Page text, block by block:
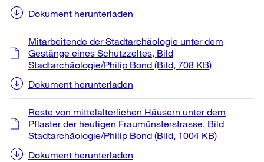
Dokument herunterladen
Mitarbeitende der Stadtarchäologie unter dem
Gestänge eines Schutzzeltes, Bild
Stadtarchäologie/Philip Bond (Bild, 708 KB)
Dokument herunterladen
Reste von mittelalterlichen Häusern unter dem
Pflaster der heutigen Fraumünsterstrasse, Bild
Stadtarchäologie/Philip Bond (Bild, 1004 KB)
Dokument herunterladen